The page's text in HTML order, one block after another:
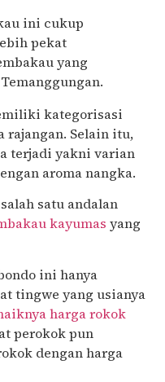
ini cukup
pekat
yang
kategorisasi
rajangan. Selain itu,
terjadi yakni varian
aroma nangka.
satu andalan
kayumas yang
ini hanya
tingwe yang usianya
harga rokok
perokok pun
dengan harga